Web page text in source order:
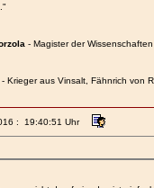
- Magister der
Krieger aus Vinsalt, Fähnrich von
: 19:40:51 Uhr